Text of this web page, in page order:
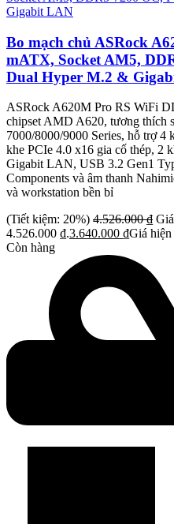
Bo mạch chủ ASRock
mATX, Socket AM5,
Dual Hyper M.2 &
ASRock A620M Pro RS WiFi
chipset AMD A620, tương thích
7000/8000/9000 Series, hỗ trợ
khe PCIe 4.0 x16 gia cố thép, 2
Gigabit LAN, USB 3.2 Gen1
Components và âm thanh
và workstation bền bỉ
(Tiết kiệm: 20%) 4.526.000₫
4.526.000 ₫.3.640.000 ₫Giá
Còn hàng